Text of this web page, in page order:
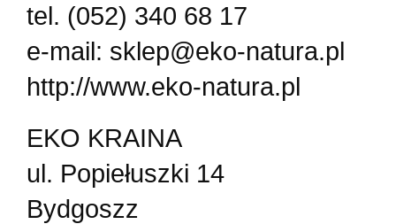
tel. (052) 340 68 17
e-mail: sklep@eko-natura.pl
http://www.eko-natura.pl
EKO KRAINA
ul. Popiełuszki 14
Bydgoszz